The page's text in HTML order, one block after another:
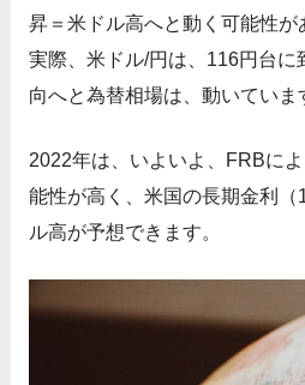
昇＝米ドル高へと動く可能性が
実際、米ドル/円は、116円台に
向へと為替相場は、動いていま
2022年は、いよいよ、FRBに
能性が高く、米国の長期金利（
ル高が予想できます。